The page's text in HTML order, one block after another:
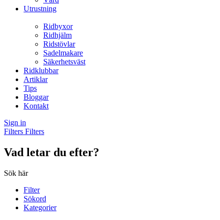
Utrustning
Ridbyxor
Ridhjälm
Ridstövlar
Sadelmakare
Säkerhetsväst
Ridklubbar
Artiklar
Tips
Bloggar
Kontakt
Sign in
Filters Filters
Vad letar du efter?
Sök här
Filter
Sökord
Kategorier